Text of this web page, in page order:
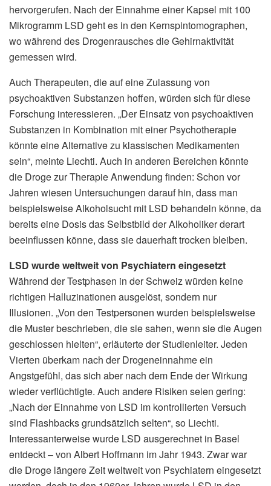
hervorgerufen. Nach der Einnahme einer Kapsel mit 100
Mikrogramm LSD geht es in den Kernspintomographen,
wo während des Drogenrausches die Gehirnaktivität
gemessen wird.
Auch Therapeuten, die auf eine Zulassung von
psychoaktiven Substanzen hoffen, würden sich für diese
Forschung interessieren. „Der Einsatz von psychoaktiven
Substanzen in Kombination mit einer Psychotherapie
könnte eine Alternative zu klassischen Medikamenten
sein“, meinte Liechti. Auch in anderen Bereichen könnte
die Droge zur Therapie Anwendung finden: Schon vor
Jahren wiesen Untersuchungen darauf hin, dass man
beispielsweise Alkoholsucht mit LSD behandeln könne, da
bereits eine Dosis das Selbstbild der Alkoholiker derart
beeinflussen könne, dass sie dauerhaft trocken bleiben.
LSD wurde weltweit von Psychiatern eingesetzt
Während der Testphasen in der Schweiz würden keine
richtigen Halluzinationen ausgelöst, sondern nur
Illusionen. „Von den Testpersonen wurden beispielsweise
die Muster beschrieben, die sie sahen, wenn sie die Augen
geschlossen hielten“, erläuterte der Studienleiter. Jeden
Vierten überkam nach der Drogeneinnahme ein
Angstgefühl, das sich aber nach dem Ende der Wirkung
wieder verflüchtigte. Auch andere Risiken seien gering:
„Nach der Einnahme von LSD im kontrollierten Versuch
sind Flashbacks grundsätzlich selten“, so Liechti.
Interessanterweise wurde LSD ausgerechnet in Basel
entdeckt – von Albert Hoffmann im Jahr 1943. Zwar war
die Droge längere Zeit weltweit von Psychiatern eingesetzt